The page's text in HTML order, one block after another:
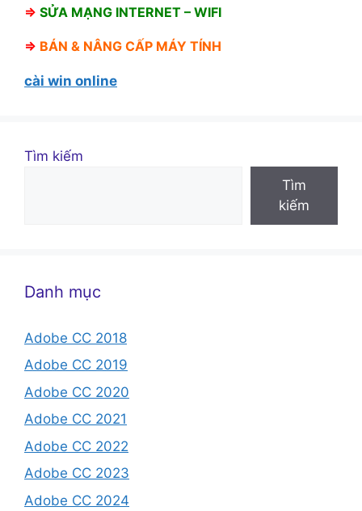
⇒ SỬA MẠNG INTERNET – WIFI
⇒ BÁN & NÂNG CẤP MÁY TÍNH
cài win online
Tìm kiếm
Tìm
kiếm
Danh mục
Adobe CC 2018
Adobe CC 2019
Adobe CC 2020
Adobe CC 2021
Adobe CC 2022
Adobe CC 2023
Adobe CC 2024